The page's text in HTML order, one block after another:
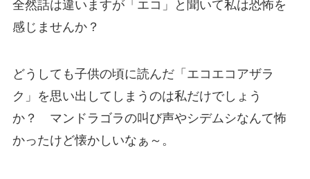
全然話は違いますが「エコ」と聞いて私は恐怖を
感じませんか？
どうしても子供の頃に読んだ「エコエコアザラ
ク」を思い出してしまうのは私だけでしょう
か？ マンドラゴラの叫び声やシデムシなんて怖
かったけど懐かしいなぁ～。